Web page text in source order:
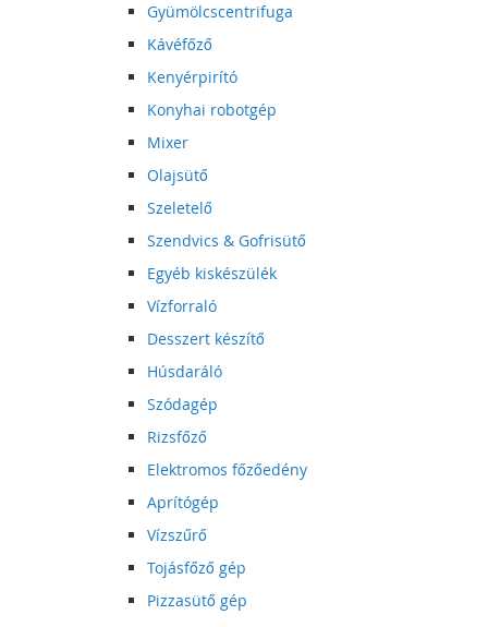
Gyümölcscentrifuga
Kávéfőző
Kenyérpirító
Konyhai robotgép
Mixer
Olajsütő
Szeletelő
Szendvics & Gofrisütő
Egyéb kiskészülék
Vízforraló
Desszert készítő
Húsdaráló
Szódagép
Rizsfőző
Elektromos főzőedény
Aprítógép
Vízszűrő
Tojásfőző gép
Pizzasütő gép